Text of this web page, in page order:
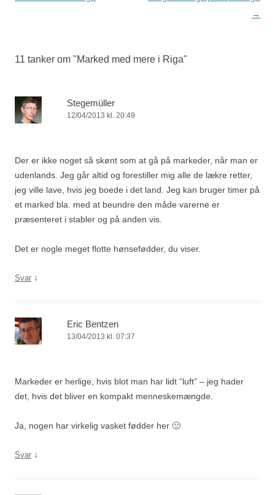
→
11 tanker om "Marked med mere i Riga"
Stegemüller
12/04/2013 kl. 20:49
Der er ikke noget så skønt som at gå på markeder, når man er
udenlands. Jeg går altid og forestiller mig alle de lækre retter,
jeg ville lave, hvis jeg boede i det land. Jeg kan bruger timer på
et marked bla. med at beundre den måde varerne er
præsenteret i stabler og på anden vis.
Det er nogle meget flotte hønsefødder, du viser.
Svar ↓
Eric Bentzen
13/04/2013 kl. 07:37
Markeder er herlige, hvis blot man har lidt “luft” – jeg hader
det, hvis det bliver en kompakt menneskemængde.
Ja, nogen har virkelig vasket fødder her 🙂
Svar ↓